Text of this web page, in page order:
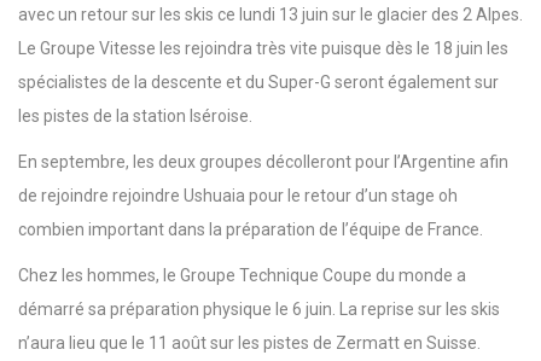
avec un retour sur les skis ce lundi 13 juin sur le glacier des 2 Alpes.
Le Groupe Vitesse les rejoindra très vite puisque dès le 18 juin les
spécialistes de la descente et du Super-G seront également sur
les pistes de la station Iséroise.
En septembre, les deux groupes décolleront pour l’Argentine afin
de rejoindre rejoindre Ushuaia pour le retour d’un stage oh
combien important dans la préparation de l’équipe de France.
Chez les hommes, le Groupe Technique Coupe du monde a
démarré sa préparation physique le 6 juin. La reprise sur les skis
n’aura lieu que le 11 août sur les pistes de Zermatt en Suisse.